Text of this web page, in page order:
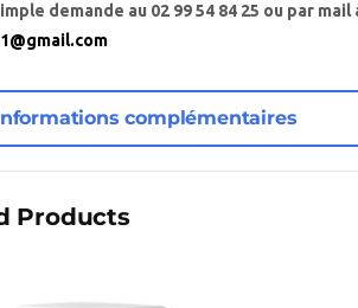
demande au 02 99 54 84 25 ou par mail
complémentaires
Products